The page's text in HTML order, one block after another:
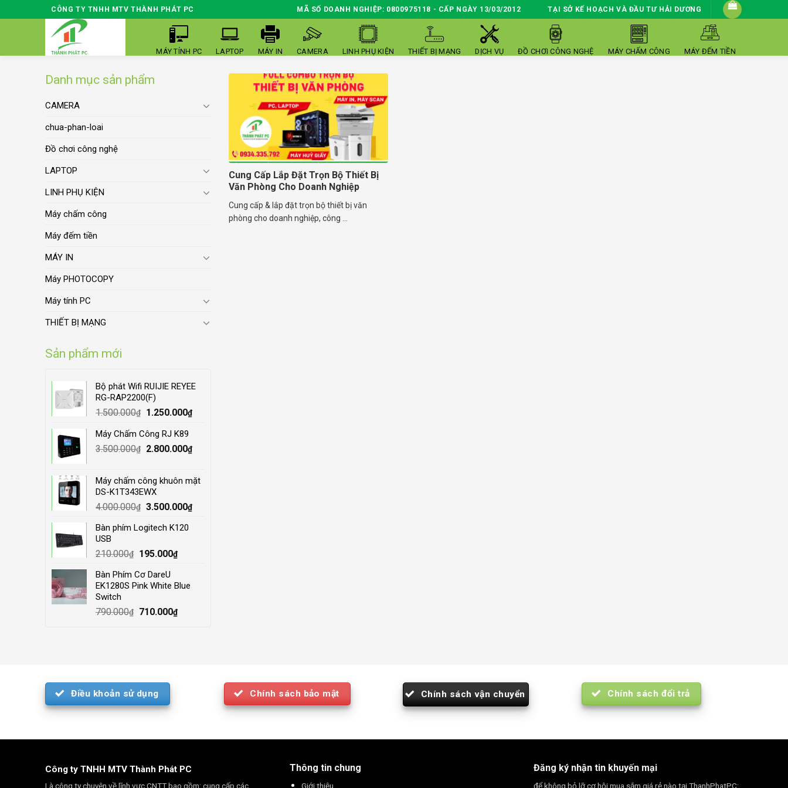
to
CÔNG TY TNHH MTV THÀNH PHÁT PC MÃ SỐ DOANH NGHIỆP: 0800975118 - CẤP NGÀY 13/03/2012 TẠI SỞ KẾ HOẠCH VÀ ĐẦU TƯ HẢI DƯƠNG
MÁY TÍNH PC LAPTOP MÁY IN CAMERA LINH PHỤ KIỆN THIẾT BỊ MẠNG DỊCH VỤ ĐỒ CHƠI CÔNG NGHỆ MÁY CHẤM CÔNG MÁY ĐẾM TIỀN
Danh mục sản phẩm
CAMERA
chua-phan-loai
Đồ chơi công nghệ
LAPTOP
LINH PHỤ KIỆN
Máy chấm công
Máy đếm tiền
MÁY IN
Máy PHOTOCOPY
Máy tính PC
THIẾT BỊ MẠNG
Sản phẩm mới
Bộ phát Wifi RUIJIE REYEE
RG-RAP2200(F)
1.500.000₫
Original
was:
1.500.000₫.
1.250.000₫Current
1.250.000₫.
Máy Chấm Công RJ K89
3.500.000₫
Original
3.500.000₫.
2.800.000₫Current
2.800.000₫.
Máy chấm công khuôn mặt
DS-K1T343EWX
4.000.000₫ Original
was:
3.500.000₫Current
Bàn phím Logitech K120
USB
210.000₫
Original
was:
210.000₫.
195.000₫Current
195.000₫.
Bàn Phím Cơ DareU
EK1280S Pink White Blue
Switch
790.000₫
Original
710.000₫Current
Cung Cấp Lắp Đặt Trọn Bộ Thiết Bị
Văn Phòng Cho Doanh Nghiệp
Cung cấp & lắp đặt trọn bộ thiết bị văn
phòng cho doanh nghiệp, công ...
Điều khoản sử dụng Chính sách bảo mật Chính sách vận chuyển Chính sách đổi trả
Công ty TNHH MTV Thành Phát PC
Là công ty chuyên về lĩnh vực CNTT bao gồm: cung cấp các
Thông tin chung
Giới thiệu
Đăng ký nhận tin khuyến mại
để không bỏ lỡ cơ hội mua sắm giá rẻ nào tại ThanhPhatPC: